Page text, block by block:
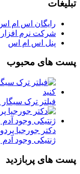
تبلیغات
رایگان اس ام
شرکت نرم
پنل اس ام اس
پست های محبوب
فیلتر ترک سیگار
دکتر جورجیا
ژنتیکی وجود آدم
پست های پربازدید